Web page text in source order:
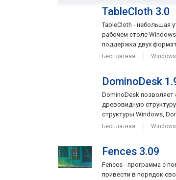
TableCloth 3.0
TableCloth - небольшая
рабочем столе
поддержка двух
Бесплатная
DominoDesk
DominoDesk позволяет
древовидную
структуры Windows,
Бесплатная
Fences 3.09
Fences - программа с
привести в порядок